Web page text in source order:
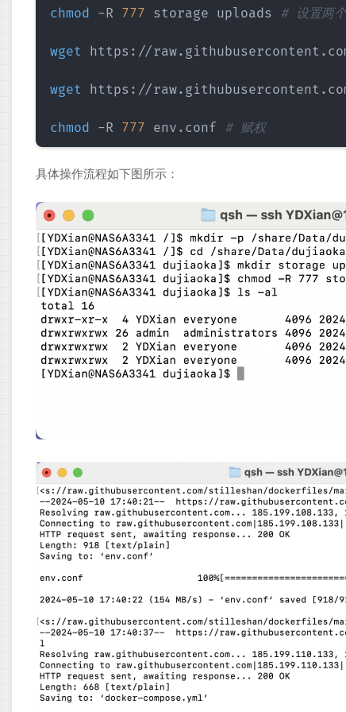
chmod -R 777 storage uploads # 设置两
wget https://
wget https://
chmod -R 777 env.conf # 赋权
具体操作流程如下图所示：